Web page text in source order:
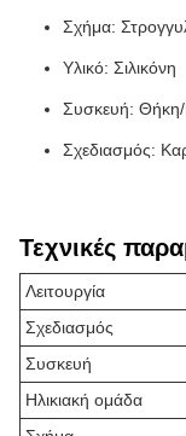
Σχήμα:
Υλικό: Σιλικόνη
Συσκευή: Θήκη/
Σχεδιασμός:
Τεχνικές
Λειτουργία
Σχεδιασμός
Συσκευή
Ηλικιακή ομάδα